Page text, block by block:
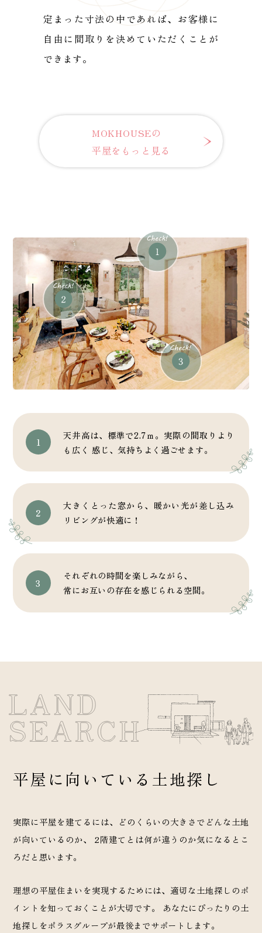
定まった寸法の中であれば、お客様に
自由に間取りを決めていただくことが
できます。
MOKHOUSEの
平屋をもっと見る
天井高は、標準で2.7ｍ。実際の間取りより
も広く 感じ、気持ちよく過ごせます。
大きくとった窓から、暖かい光が差し込み
リビングが快適に！
それぞれの時間を楽しみながら、
常にお互いの存在を感じられる空間。
平屋に向いている土地探し
実際に平屋を建てるには、どのくらいの大きさでどんな土地
が向いているのか、 2階建てとは何が違うのか気になるとこ
ろだと思います。
理想の平屋住まいを実現するためには、適切な土地探しのポ
イントを知っておくことが大切です。 あなたにぴったりの土
地探しをポラスグループが最後までサポートします。